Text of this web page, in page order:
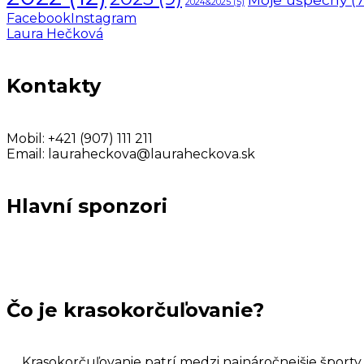
2024&2025 (5)
Facebook Instagram
Laura Hečková
Kontakty
Mobil: +421 (907) 111 211
Email: lauraheckova@lauraheckova.sk
Hlavní sponzori
Čo je krasokorčuľovanie?